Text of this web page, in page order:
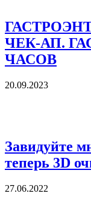
ЧЕК-АП.
ЧАСОВ
20.09.2023
Завидуйте
теперь 3D
27.06.2022